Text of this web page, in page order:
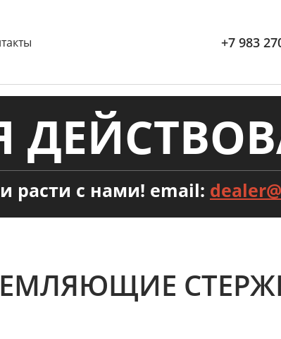
+7 983
расти с нами! email: